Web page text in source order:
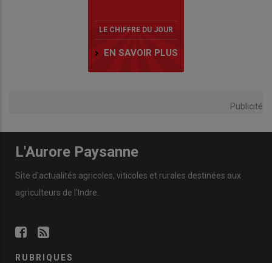
LE CHIFFRE DU JOUR
EN SAVOIR PLUS
Publicité
L'Aurore Paysanne
Site d'actualités agricoles, viticoles et rurales destinées aux
agriculteurs de l'Indre.
RUBRIQUES